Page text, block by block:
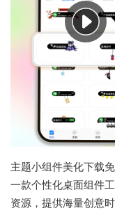
主题小组件美化下载
一款个性化桌面组件
资源，提供海量创意